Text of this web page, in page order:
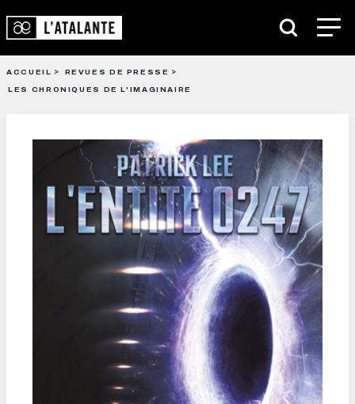
ACCUEIL
REVUES DE PRESSE
LES CHRONIQUES DE L'IMAGINAIRE